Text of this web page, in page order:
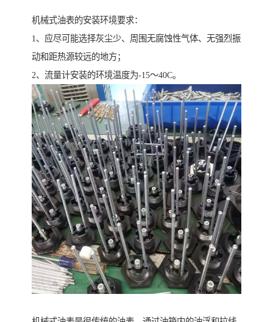
机械式油表的安装环境要求：
1、应尽可能选择灰尘少、周围无腐蚀性气体、无强烈振
动和距热源较远的地方；
2、流量计安装的环境温度为-15～40C。